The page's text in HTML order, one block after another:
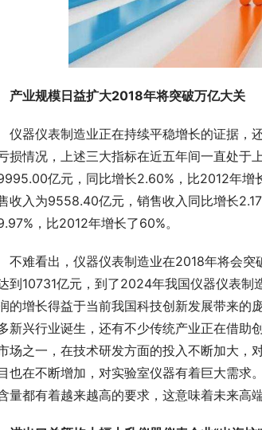
产业规模日益扩大2018年将突破万亿大关
器仪表制造业正在持续平稳增长的证据，
损情况，上述三大指标在近五年间一直处于
亿元，同比增长2.60%，比2012年增
收入为9558.40亿元，销售收入同比增长
，比2012年增长了60%。
难看出，仪器仪表制造业在2018年将会突
到10731亿元，到了2024年我国仪器仪表制
的增长得益于当前我国科技创新发展带来的
新兴行业诞生，还有不少传统产业正在借助
场之一，在技术研发方面的投入不断加大，
也在不断增加，对实验室仪器有着巨大需求
量都有着越来越高的要求，这意味着未来高